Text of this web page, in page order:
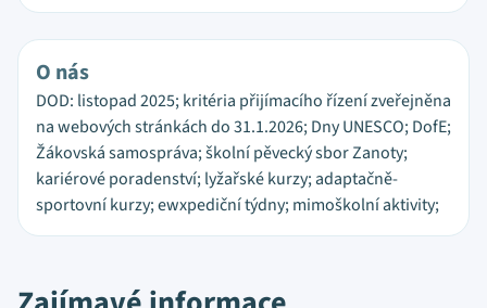
O nás
DOD: listopad 2025; kritéria přijímacího řízení zveřejněna
na webových stránkách do 31.1.2026; Dny UNESCO; DofE;
Žákovská samospráva; školní pěvecký sbor Zanoty;
kariérové poradenství; lyžařské kurzy; adaptačně-
sportovní kurzy; ewxpediční týdny; mimoškolní aktivity;